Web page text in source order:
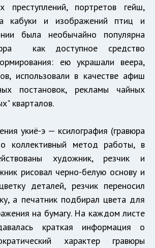
преступлений, портретов гейш,
кабуки и изображений птиц и
была необычайно популярна
как доступное средство
ею украшали веера,
использовали в качестве афиш
постановок, рекламы чайных
кварталов.
укиё-э — ксилография (гравюра
коллективный метод работы, в
художник, резчик и
рисовал черно-белую основу и
деталей, резчик переносил
а печатник подбирал цвета для
на бумагу. На каждом листе
краткая информация о
характер гравюры